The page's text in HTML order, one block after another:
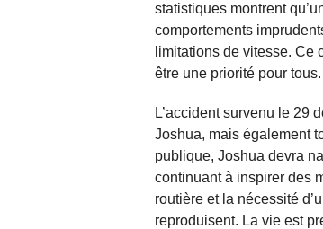
statistiques montrent
comportements
limitations de vitesse. Ce
être une priorité pour tous.
L’accident survenu le 29
Joshua, mais également
publique, Joshua devra
continuant à inspirer des
routière et la nécessité
reproduisent. La vie est